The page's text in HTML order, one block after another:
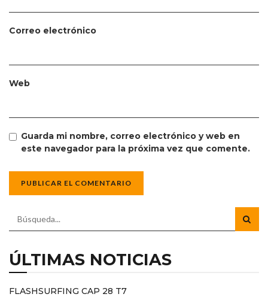
Correo electrónico
Web
Guarda mi nombre, correo electrónico y web en
este navegador para la próxima vez que comente.
ÚLTIMAS NOTICIAS
FLASHSURFING CAP 28 T7